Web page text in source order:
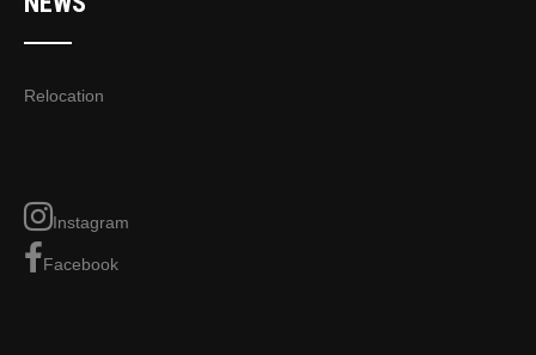
Relocation
Instagram
Facebook